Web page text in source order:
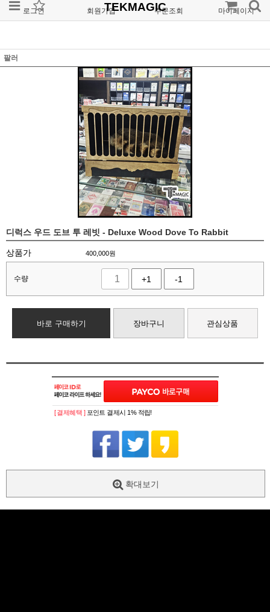
로그인 회원가입 주문조회 마이페이지
TEKMAGIC
팔러
디럭스 우드 도브 투 레빗 - Deluxe Wood Dove To Rabbit
상품가 400,000원
수량 +1 -1
바로 구매하기 장바구니 관심상품
[ 결제혜택 ] 포인트 결제시 1% 적립!
확대보기